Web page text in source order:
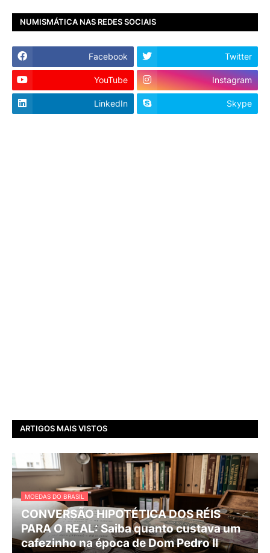
NUMISMÁTICA NAS REDES SOCIAIS
Facebook Twitter
YouTube Instagram
LinkedIn Skype
ARTIGOS MAIS VISTOS
MOEDAS DO BRASIL
CONVERSÃO HIPOTÉTICA DOS RÉIS
PARA O REAL: Saiba quanto custava um
cafezinho na época de Dom Pedro II